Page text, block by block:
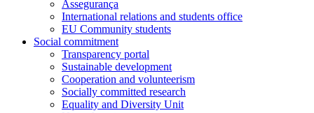
Assegurança
International relations and students office
EU Community students
Social commitment
Transparency portal
Sustainable development
Cooperation and volunteerism
Socially committed research
Equality and Diversity Unit